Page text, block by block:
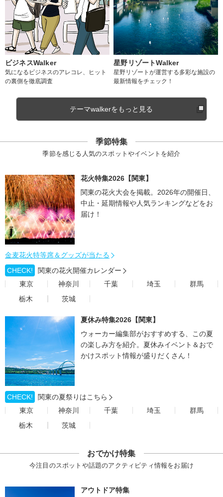
ビジネスWalker
気になるビジネスのアレコレ、ヒット
の裏側を徹底調査
星野リゾートWalker
星野リゾートが運営する多彩な施設の
最新情報をチェック！
テーマwalkerをもっと見る
季節特集
季節を感じる人気のスポットやイベントを紹介
花火特集2026【関東】
関東の花火大会を掲載。2026年の開催日、
中止・延期情報や人気ランキングなどをお
届け！
金麦花火特等席＆グッズが当たる
CHECK!
関東の花火開催カレンダー
東京
神奈川 千葉 埼玉
群馬
栃木
茨城
夏休み特集2026【関東】
ウォーカー編集部がおすすめする、この夏
の楽しみ方を紹介。夏休みイベント＆おで
かけスポット情報が盛りだくさん！
CHECK!
関東の夏祭りはこちら
東京
神奈川 千葉 埼玉
群馬
栃木
茨城
おでかけ特集
今注目のスポットや話題のアクティビティ情報をお届け
アウトドア特集